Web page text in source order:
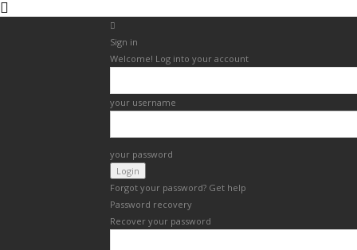
Sign in
Welcome! Log into your account
your username
your password
Forgot your password? Get help
Password recovery
Recover your password